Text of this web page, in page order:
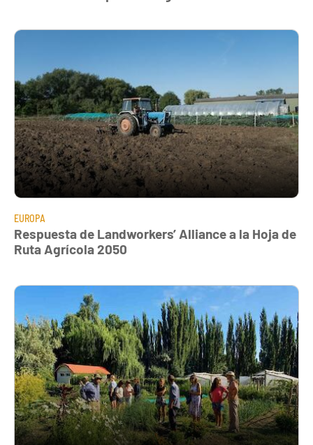
EUROPA
Respuesta de Landworkers’ Alliance a la Hoja de
Ruta Agrícola 2050